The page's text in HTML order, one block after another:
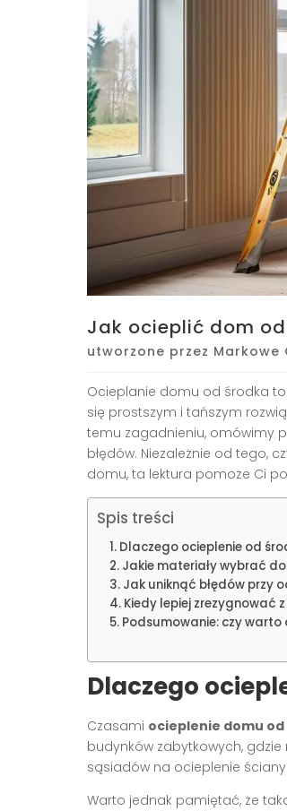
Jak ocieplić dom
utworzone przez Markowe
Ocieplanie domu od środka
się prostszym i tańszym
temu zagadnieniu, omówimy
błędów. Niezależnie od tego,
domu, ta lektura pomoże Ci
Spis treści
Dlaczego ocieplenie od
Jakie materiały wybrać
Jak uniknąć błędów przy
Kiedy lepiej zrezygnować
Podsumowanie: czy
Dlaczego
Czasami ocieplenie domu
budynków zabytkowych,
sąsiadów na ocieplenie
Warto jednak pamiętać, że